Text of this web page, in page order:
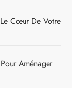
Cœur De Votre
Aménager